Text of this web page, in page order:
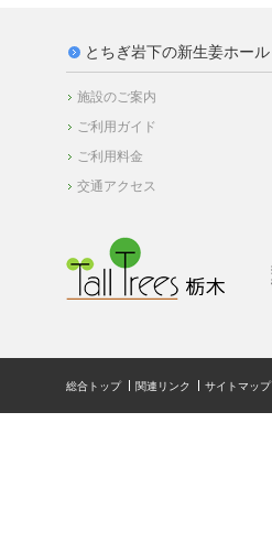
とちぎ岩下の新生姜ホール
施設のご案内
ご利用ガイド
ご利用料金
交通アクセス
総合トップ 関連リンク サイトマップ